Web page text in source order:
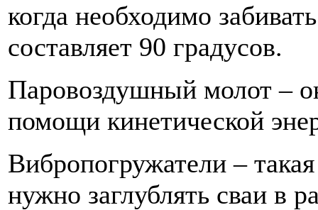
когда необходимо
составляет 90 градусов.
Паровоздушный молот –
помощи кинетической
Вибропогружатели –
нужно заглублять сваи в